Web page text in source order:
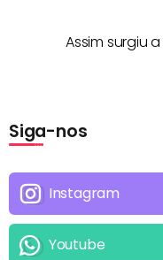
Assim surgiu a
Siga-nos
Instagram
Youtube